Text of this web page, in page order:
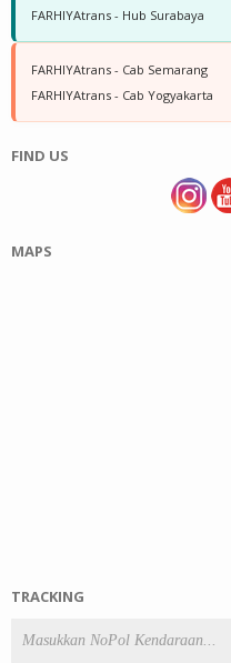
FARHIYAtrans - Hub Surabaya
FARHIYAtrans - Cab Semarang
FARHIYAtrans - Cab Yogyakarta
FIND US
MAPS
TRACKING